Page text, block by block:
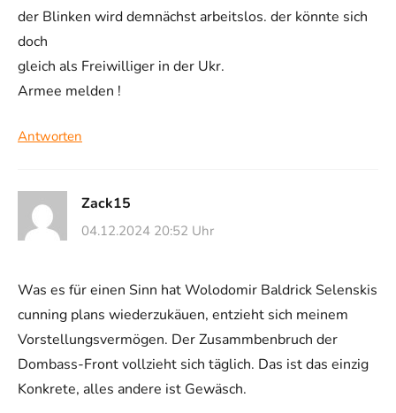
der Blinken wird demnächst arbeitslos. der könnte sich
doch
gleich als Freiwilliger in der Ukr.
Armee melden !
Antworten
Zack15
04.12.2024 20:52 Uhr
Was es für einen Sinn hat Wolodomir Baldrick Selenskis
cunning plans wiederzukäuen, entzieht sich meinem
Vorstellungsvermögen. Der Zusammbenbruch der
Dombass-Front vollzieht sich täglich. Das ist das einzig
Konkrete, alles andere ist Gewäsch.